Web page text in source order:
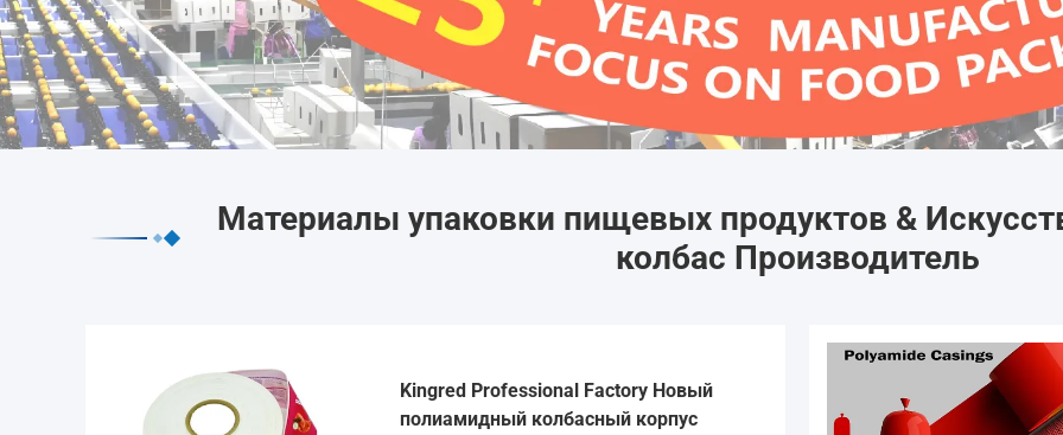
Материалы упаковки пищевых продуктов &
колбас Производитель
Kingred Professional Factory Новый
полиамидный колбасный корпус